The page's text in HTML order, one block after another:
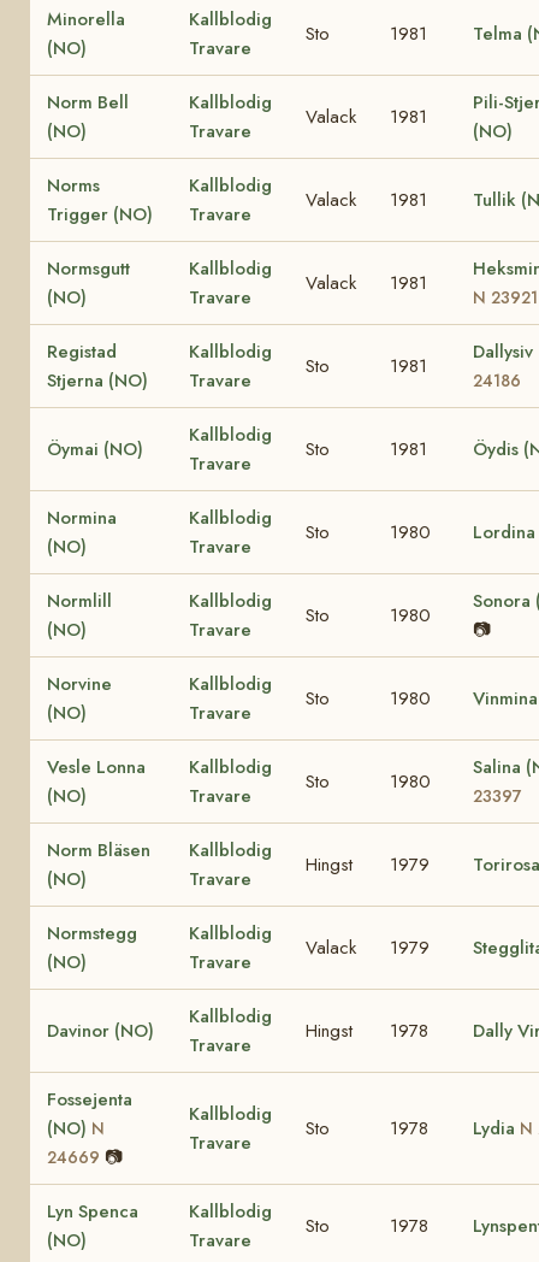
Minorella
(NO)
Kallblodig
Travare
Sto 1981 Telma
Norm Bell
(NO)
Kallblodig
Travare
Valack 1981
Pili-
(NO)
Norms
Trigger (NO)
Kallblodig
Travare
Valack 1981 Tullik
Normsgutt
(NO)
Kallblodig
Travare
Valack 1981
N 23921
Registad
Stjerna (NO)
Kallblodig
Travare
Sto 1981
24186
Öymai (NO)
Kallblodig
Travare
Sto 1981 Öydis
Normina
(NO)
Kallblodig
Travare
Sto 1980
Normlill
(NO)
Kallblodig
Travare
Sto 1980
Sonora
📷
Norvine
(NO)
Kallblodig
Travare
Sto 1980
Vesle Lonna
(NO)
Kallblodig
Travare
Sto 1980
Salina
23397
Norm Bläsen
(NO)
Kallblodig
Travare
Hingst 1979
Normstegg
(NO)
Kallblodig
Travare
Valack 1979
Davinor (NO)
Kallblodig
Travare
Hingst 1978 Dally
Fossejenta
(NO) N
24669 📷
Kallblodig
Travare
Sto 1978 Lydia N
Lyn Spenca
(NO)
Kallblodig
Travare
Sto 1978